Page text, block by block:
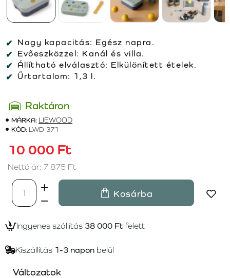
Nagy kapacitás: Egész napra.
Evőeszközzel: Kanál és villa.
Állítható elválasztó: Elkülönített ételek.
Űrtartalom: 1,3 l.
Raktáron
MÁRKA: LIEWOOD
KÓD: LWD-371
10 000 Ft
Nettó ár: 7 875 Ft
Kosárba
Ingyenes szállítás 38 000 Ft felett
Kiszállítás 1-3 napon belül
Változatok